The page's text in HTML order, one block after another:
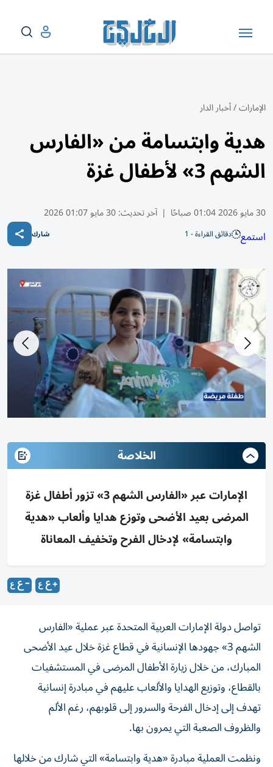
الإمارات/أخبار الدار
هدية وابتسامة من «الفارس
الشهم 3» لأطفال غزة
30 مايو 2026 01:04 صباحًا | آخر تحديث:30 مايو 01:07 2026
استمع دقائق القراءة - 1 شارك
الخلاصة
الإمارات عبر «الفارس الشهم 3» تزور أطفال غزة
المرضى بعيد الأضحى وتوزع هدايا وألعاب «هدية
وابتسامة» لإدخال الفرح وتخفيف المعاناة
تواصل دولة الإمارات العربية المتحدة عبر عملية «الفارس
الشهم 3» جهودها الإنسانية في قطاع غزة خلال عيد الأضحى
المبارك، من خلال زيارة الأطفال المرضى في المستشفيات
بالقطاع، وتوزيع الهدايا والألعاب عليهم في مبادرة إنسانية
تهدف إلى إدخال الفرحة والسرور إلى قلوبهم، رغم الألم
والظروف الصعبة التي يمرون بها.
ونظمت العملية مبادرة «هدية وابتسامة» التي شارك من خلالها